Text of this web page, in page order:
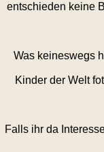
entschieden keine
Was keineswegs
Kinder der Welt
Falls ihr da